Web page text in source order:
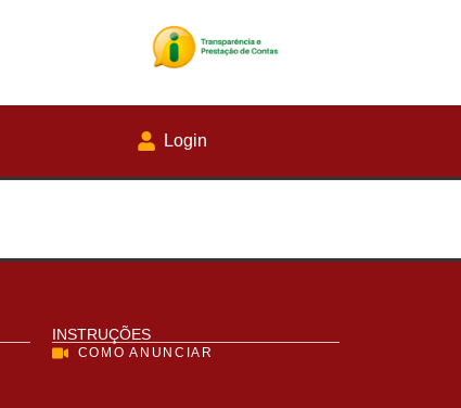
Login
INSTRUÇÕES
COMO ANUNCIAR